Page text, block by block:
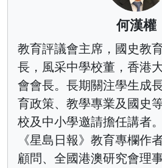
何漢權
教育評議會主席，國史教
長，風采中學校董，香港
會會長。長期關注學生成
育政策、教學專業及國史
校及中小學邀請擔任講者
《星島日報》教育專欄作
顧問、全國港澳研究會理